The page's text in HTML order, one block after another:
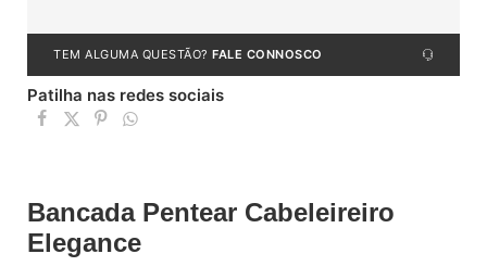
TEM ALGUMA QUESTÃO? FALE CONNOSCO
Patilha nas redes sociais
Bancada Pentear Cabeleireiro
Elegance